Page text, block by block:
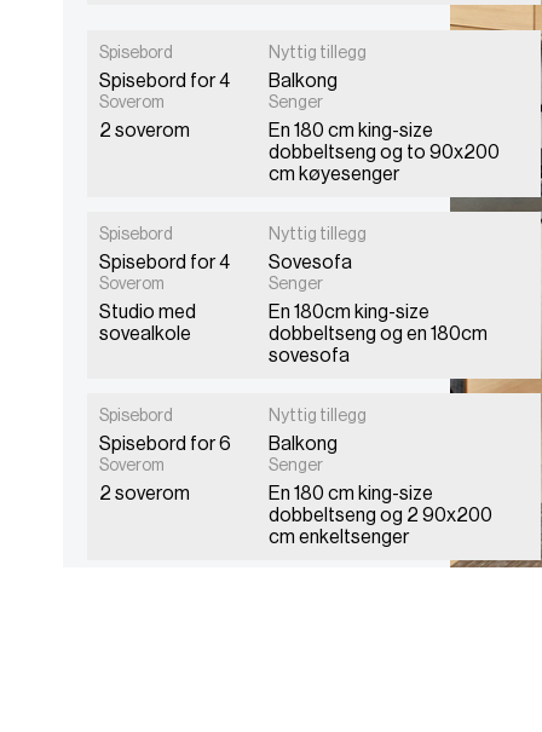
Hardanger..
Leilighet med to
soverom på 48 m²
Spisebord
Spisebord for 4
Nyttig tillegg
Balkong
Soverom
2 soverom
Senger
En 180 cm king-size
dobbeltseng og to 90x200
cm køyesenger
Østmarka
Studio leilighet på
43m²
Spisebord
Spisebord for 4
Nyttig tillegg
Sovesofa
Soverom
Studio med
sovealkole
Senger
En 180cm king-size
dobbeltseng og en 180cm
sovesofa
Østerdalen
Leilighet med to
soverom på 65 m²
Spisebord
Spisebord for 6
Nyttig tillegg
Balkong
Soverom
2 soverom
Senger
En 180 cm king-size
dobbeltseng og 2 90x200
cm enkeltsenger